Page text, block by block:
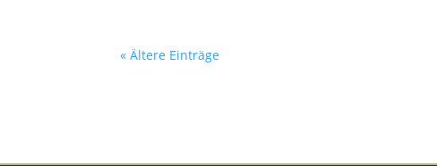
« Ältere Einträge